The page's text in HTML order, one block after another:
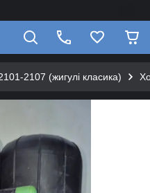
2107 (жигулі класика)